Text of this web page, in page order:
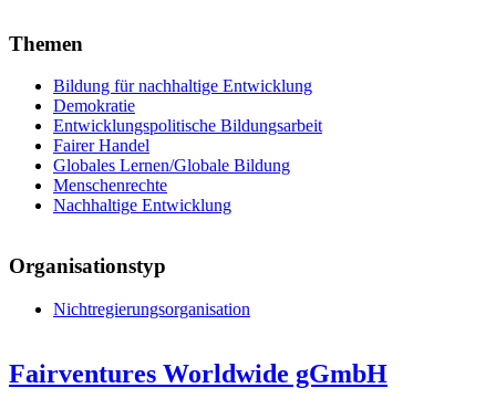
Themen
Bildung für nachhaltige Entwicklung
Demokratie
Entwicklungspolitische Bildungsarbeit
Fairer Handel
Globales Lernen/Globale Bildung
Menschenrechte
Nachhaltige Entwicklung
Organisationstyp
Nichtregierungsorganisation
Fairventures Worldwide gGmbH